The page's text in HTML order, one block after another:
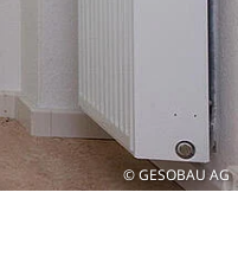
GESOBAU AG